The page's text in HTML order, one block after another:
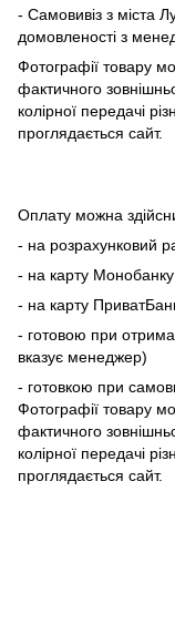
- Самовивіз з міста
домовленості з
Фотографії товару
фактичного
колірної передачі
проглядається сайт.
Оплату можна
- на розрахунковий
- на карту Монобанку
- на карту
- готовою при
вказує менеджер)
- готовкою при
Фотографії товару
фактичного
колірної передачі
проглядається сайт.